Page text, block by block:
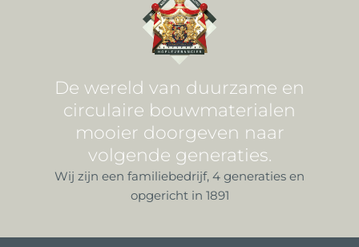
De wereld van duurzame en
circulaire bouwmaterialen
mooier doorgeven naar
volgende generaties.
Wij zijn een familiebedrijf, 4 generaties en
opgericht in 1891